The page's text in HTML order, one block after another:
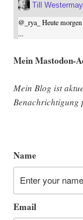
Till
@ _rya_ Heute
...
Mein Mast­o­don-
Mein Blog ist
Benach­rich­ti­gung
Name
Email